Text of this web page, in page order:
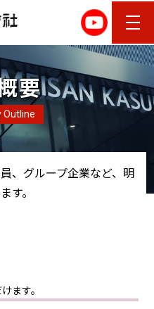
要
Outline
、グループ企業など、明
す。
ます。